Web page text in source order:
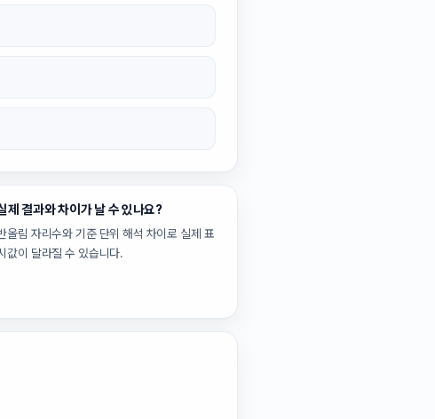
제 결과와 차이가 날 수 있나요?
올림 자리수와 기준 단위 해석 차이로 실제 표
값이 달라질 수 있습니다.